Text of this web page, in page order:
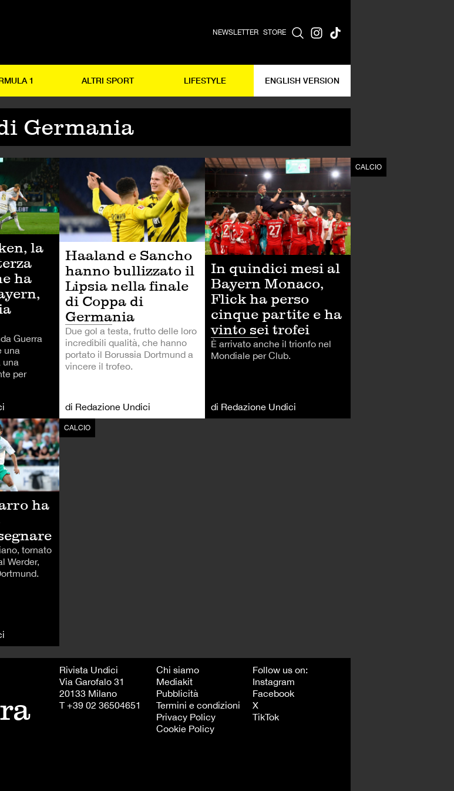
NEWSLETTER STORE
1 ALTRI SPORT LIFESTYLE ENGLISH VERSION
Germania
la
ha
Guerra
una
una
per
CALCIO
Haaland e Sancho
hanno bullizzato il
Lipsia nella finale
di Coppa di
Germania
Due gol a testa, frutto delle loro
incredibili qualità, che hanno
portato il Borussia Dortmund a
vincere il trofeo.
di Redazione Undici
CALCIO
In quindici mesi al
Bayern Monaco,
Flick ha perso
cinque partite e ha
vinto sei trofei
È arrivato anche il trionfo nel
Mondiale per Club.
di Redazione Undici
CALCIO
ha
tornato
Werder,
Rivista Undici
Via Garofalo 31
20133 Milano
T +39 02 36504651
Chi siamo
Mediakit
Pubblicità
Termini e condizioni
Privacy Policy
Cookie Policy
Follow us on:
Instagram
Facebook
X
TikTok